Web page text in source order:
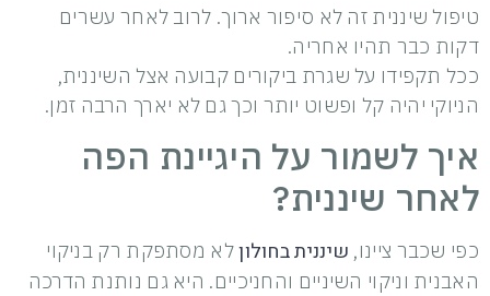
טיפול שיננית זה לא סיפור ארוך. לרוב לאחר עשרים
דקות כבר תהיו אחריה.
ככל תקפידו על שגרת ביקורים קבועה אצל השיננית,
הניוקי יהיה קל ופשוט יותר וכך גם לא יארך הרבה זמן.
איך לשמור על היגיינת הפה
לאחר שיננית?
כפי שכבר ציינו, שיננית בחולוןלא מסתפקת רק בניקוי
האבנית וניקוי השיניים והחניכיים. היא גם נותנת הדרכה